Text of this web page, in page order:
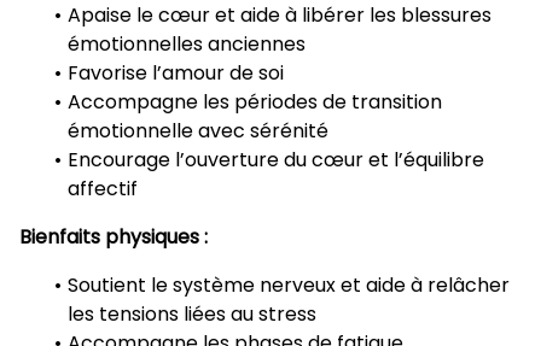
Apaise le cœur et aide à libérer les blessures
émotionnelles anciennes
Favorise l’amour de soi
Accompagne les périodes de transition
émotionnelle avec sérénité
Encourage l’ouverture du cœur et l’équilibre
affectif
Bienfaits physiques :
Soutient le système nerveux et aide à relâcher
les tensions liées au stress